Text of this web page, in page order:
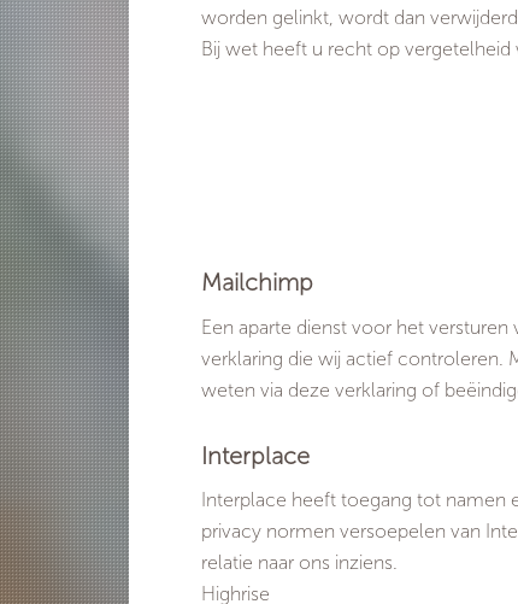
worden gelinkt, wordt dan
Bij wet heeft u recht op
Mailchimp
Een aparte dienst voor het
verklaring die wij actief controleren.
weten via deze verklaring of
Interplace
Interplace heeft toegang tot namen
privacy normen versoepelen van
relatie naar ons inziens.
Highrise